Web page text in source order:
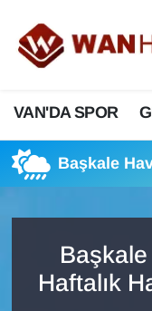
VAN'DA SPOR
Başkale
Başkale
Haftalık
3.SAYFA
ASAYİŞ
BİLİM VE
Bölge
Van Nöbetçi
Van Hava
Van Namaz
Süper Lig